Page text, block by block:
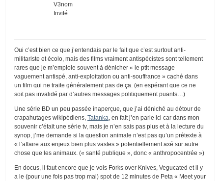
V3nom
Invité
Oui c’est bien ce que j’entendais par le fait que c’est surtout anti-
militariste et écolo, mais des films vraiment antispécistes sont tellement
rares que je m’emploie souvent à dénicher « le ptit message
vaguement antispé, anti-exploitation ou anti-souffrance » caché dans
un film qui ne traite généralement pas de ça. (en espérant que ce ne
soit pas invalidé par d’autres messages politiquement puants…)
Une série BD un peu passée inaperçue, que j’ai déniché au détour de
crapahutages wikipédiens, Tatanka , en fait j’en parle ici car dans mon
souvenir c’était une série tv, mais je n’en sais pas plus et à la lecture du
synop, j’me demande si la question animale n’est pas qu’un prétexte à
« l’affaire aux enjeux bien plus vastes » potentiellement axé sur autre
chose que les animaux. (« santé publique », donc « anthropocentrée »)
En docus, il faut encore que je vois Forks over Knives, Vegucated et il y
a le (pour une fois pas trop mal) spot de 12 minutes de Peta « Meet your